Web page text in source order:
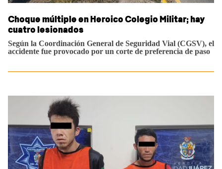
Choque múltiple en Heroico Colegio Militar; hay
cuatro lesionados
Según la Coordinación General de Seguridad Vial (CGSV), el
accidente fue provocado por un corte de preferencia de paso